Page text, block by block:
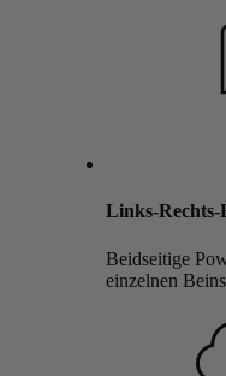
Links-Rechts-
Beidseitige
einzelnen